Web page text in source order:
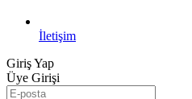
İletişim
Giriş Yap
Üye Girişi